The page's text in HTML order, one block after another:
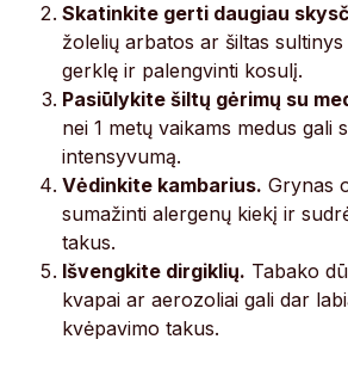
Skatinkite gerti daugiau
žolelių arbatos ar šiltas
gerklę ir palengvinti kosulį.
Pasiūlykite šiltų gėrimų su
nei 1 metų vaikams medus gali
intensyvumą.
Vėdinkite kambarius. Grynas
sumažinti alergenų kiekį ir
takus.
Išvengkite dirgiklių. Tabako
kvapai ar aerozoliai gali dar
kvėpavimo takus.